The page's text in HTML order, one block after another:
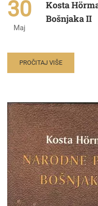
30
Maj
Kosta
Bošnjaka II
PROČITAJ VIŠE